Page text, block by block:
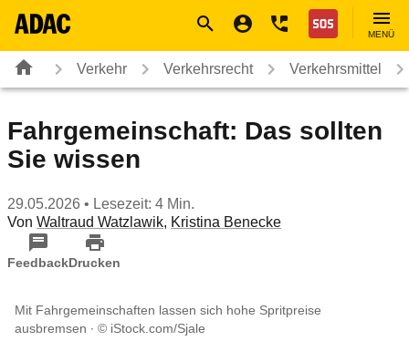
Nothilfe
MENÜ
Verkehr Verkehrsrecht Verkehrsmittel
Fahrgemeinschaft: Das sollten
Sie wissen
29.05.2026 • Lesezeit: 4 Min.
Von Waltraud Watzlawik, Kristina Benecke
FeedbackDrucken
Mit Fahrgemeinschaften lassen sich hohe Spritpreise
ausbremsen
© iStock.com/Sjale